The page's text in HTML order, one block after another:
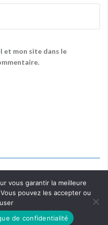
et mon site dans le
Oriaby
vous garantir la meilleure
pouvez les accepter ou
de confidentialité